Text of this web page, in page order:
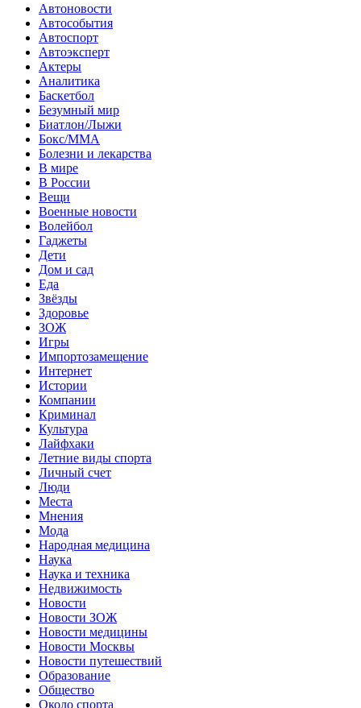
Автоновости
Автособытия
Автоспорт
Автоэксперт
Актеры
Аналитика
Баскетбол
Безумный мир
Биатлон/Лыжи
Бокс/MMA
Болезни и лекарства
В мире
В России
Вещи
Военные новости
Волейбол
Гаджеты
Дети
Дом и сад
Еда
Звёзды
Здоровье
ЗОЖ
Игры
Импортозамещение
Интернет
Истории
Компании
Криминал
Культура
Лайфхаки
Летние виды спорта
Личный счет
Люди
Места
Мнения
Мода
Народная медицина
Наука
Наука и техника
Недвижимость
Новости
Новости ЗОЖ
Новости медицины
Новости Москвы
Новости путешествий
Образование
Общество
Около спорта